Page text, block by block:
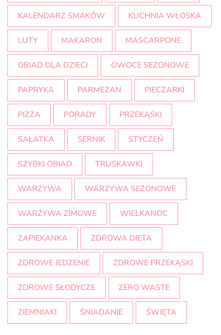
KALENDARZ SMAKÓW KUCHNIA WŁOSKA
LUTY MAKARON MASCARPONE
OBIAD DLA DZIECI OWOCE SEZONOWE
PAPRYKA PARMEZAN PIECZARKI
PIZZA PORADY PRZEKĄSKI
SAŁATKA SERNIK STYCZEŃ
SZYBKI OBIAD TRUSKAWKI
WARZYWA WARZYWA SEZONOWE
WARZYWA ZIMOWE WIELKANOC
ZAPIEKANKA ZDROWA DIETA
ZDROWE JEDZENIE ZDROWE PRZEKĄSKI
ZDROWE SŁODYCZE ZERO WASTE
ZIEMNIAKI ŚNIADANIE ŚWIĘTA